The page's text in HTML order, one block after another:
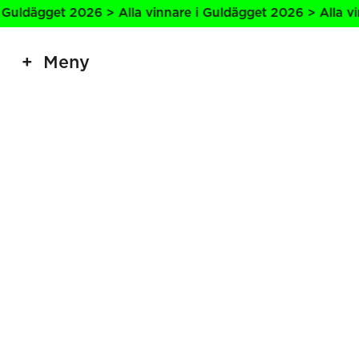
2026 > Alla vinnare i Guldägget 2026 > Alla
Meny